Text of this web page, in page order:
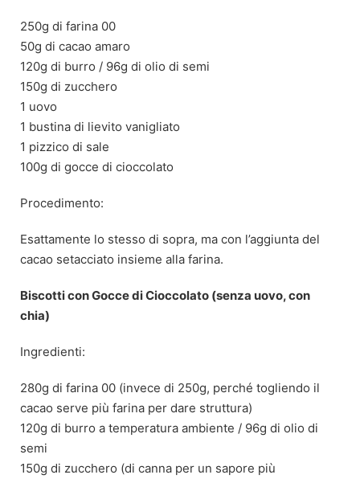
250g di farina 00
50g di cacao amaro
120g di burro / 96g di olio di semi
150g di zucchero
1 uovo
1 bustina di lievito vanigliato
1 pizzico di sale
100g di gocce di cioccolato
Procedimento:
Esattamente lo stesso di sopra, ma con l’aggiunta del
cacao setacciato insieme alla farina.
Biscotti con Gocce di Cioccolato (senza uovo, con
chia)
Ingredienti:
280g di farina 00 (invece di 250g, perché togliendo il
cacao serve più farina per dare struttura)
120g di burro a temperatura ambiente / 96g di olio di
semi
150g di zucchero (di canna per un sapore più